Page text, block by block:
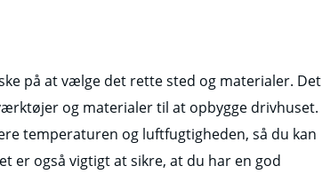
på at vælge det rette sted og materialer. Det
og materialer til at opbygge drivhuset.
temperaturen og luftfugtigheden, så du kan
er også vigtigt at sikre, at du har en god